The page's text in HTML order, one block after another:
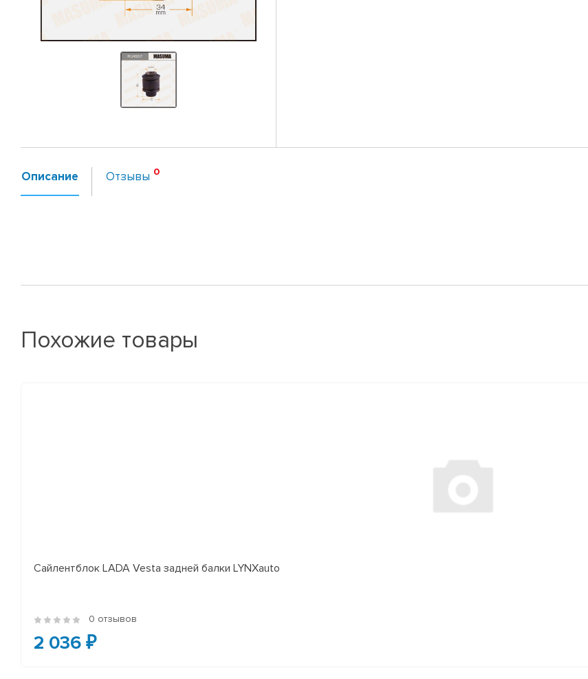
Описание Отзывы
Похожие товары
Сайлентблок LADA Vesta задней балки LYNXauto
0 отзывов
2 036 ₽